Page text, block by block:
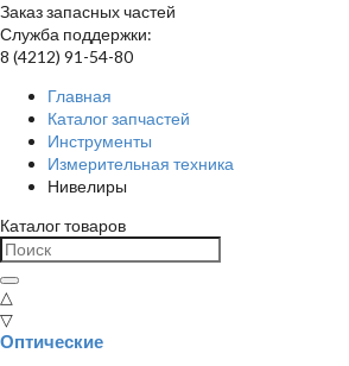
Заказ запасных частей
Служба поддержки:
8 (4212) 91-54-80
Главная
Каталог запчастей
Инструменты
Измерительная техника
Нивелиры
Каталог товаров
△
▽
Оптические